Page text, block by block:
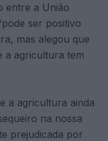
entre a União
ser positivo
mas alegou que
a agricultura tem
a agricultura ainda
na nossa
prejudicada por